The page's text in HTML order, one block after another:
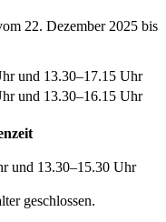
22. Dezember 2025 bis
und 13.30–17.15 Uhr
und 13.30–16.15 Uhr
und 13.30–15.30 Uhr
geschlossen.